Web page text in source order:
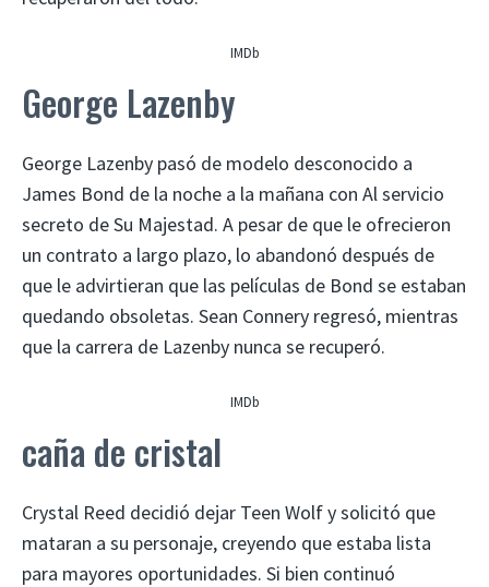
IMDb
George Lazenby
George Lazenby pasó de modelo desconocido a
James Bond de la noche a la mañana con Al servicio
secreto de Su Majestad. A pesar de que le ofrecieron
un contrato a largo plazo, lo abandonó después de
que le advirtieran que las películas de Bond se estaban
quedando obsoletas. Sean Connery regresó, mientras
que la carrera de Lazenby nunca se recuperó.
IMDb
caña de cristal
Crystal Reed decidió dejar Teen Wolf y solicitó que
mataran a su personaje, creyendo que estaba lista
para mayores oportunidades. Si bien continuó